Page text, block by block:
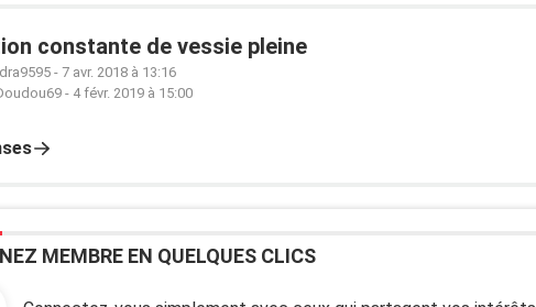
constante de vessie pleine
- 7 avr. 2018 à 13:16
- 4 févr. 2019 à 15:00
MEMBRE EN QUELQUES CLICS